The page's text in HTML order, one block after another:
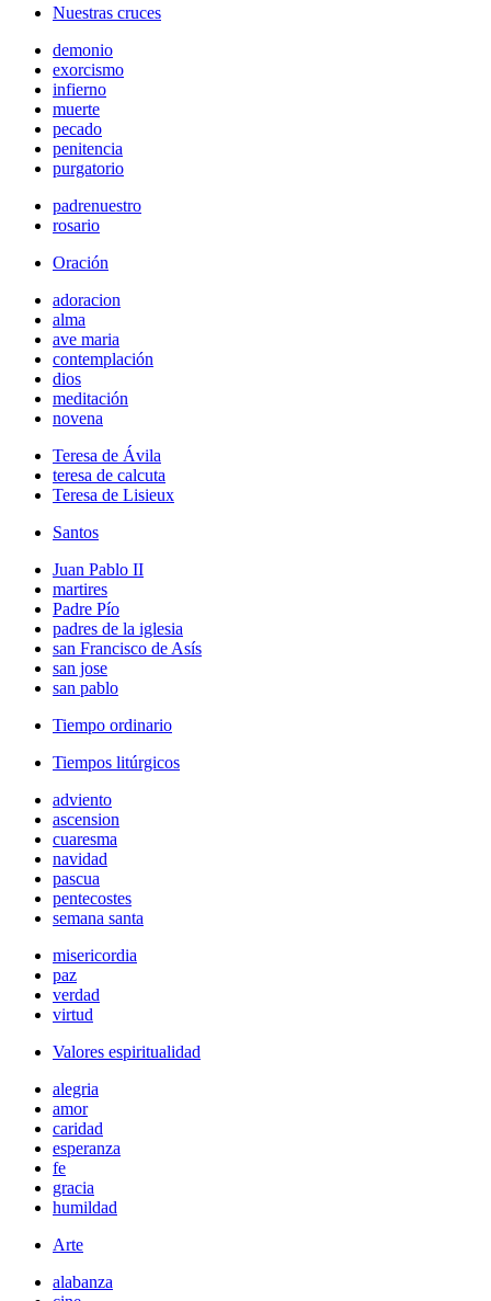
Nuestras cruces
demonio
exorcismo
infierno
muerte
pecado
penitencia
purgatorio
padrenuestro
rosario
Oración
adoracion
alma
ave maria
contemplación
dios
meditación
novena
Teresa de Ávila
teresa de calcuta
Teresa de Lisieux
Santos
Juan Pablo II
martires
Padre Pío
padres de la iglesia
san Francisco de Asís
san jose
san pablo
Tiempo ordinario
Tiempos litúrgicos
adviento
ascension
cuaresma
navidad
pascua
pentecostes
semana santa
misericordia
paz
verdad
virtud
Valores espiritualidad
alegria
amor
caridad
esperanza
fe
gracia
humildad
Arte
alabanza